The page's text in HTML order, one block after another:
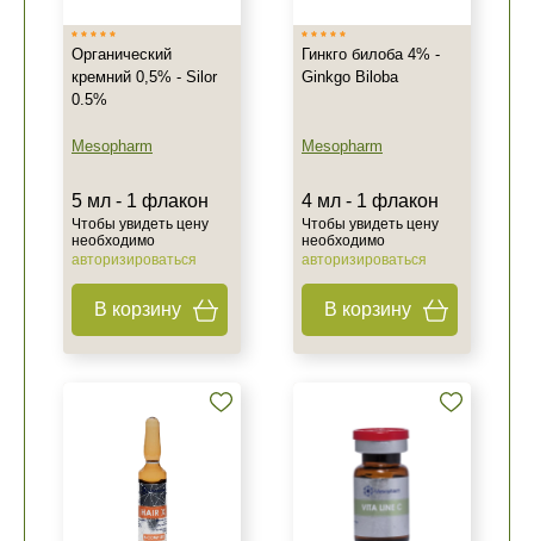
Органический
кремний 0,5% - Silor
0.5%
Mesopharm
5 мл - 1 флакон
Чтобы увидеть цену
необходимо
авторизироваться
В корзину
Гинкго билоба 4% -
Ginkgo Biloba
Mesopharm
4 мл - 1 флакон
Чтобы увидеть цену
необходимо
авторизироваться
В корзину